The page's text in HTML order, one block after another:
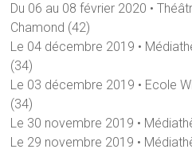
Du 06 au 08 février 2020 •
Chamond (42)
Le 04 décembre 2019 •
(34)
Le 03 décembre 2019 • Ecole
(34)
Le 30 novembre 2019 •
Le 29 novembre 2019 •